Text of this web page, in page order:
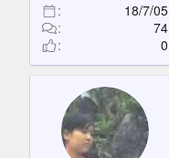
18/7/05
74
0